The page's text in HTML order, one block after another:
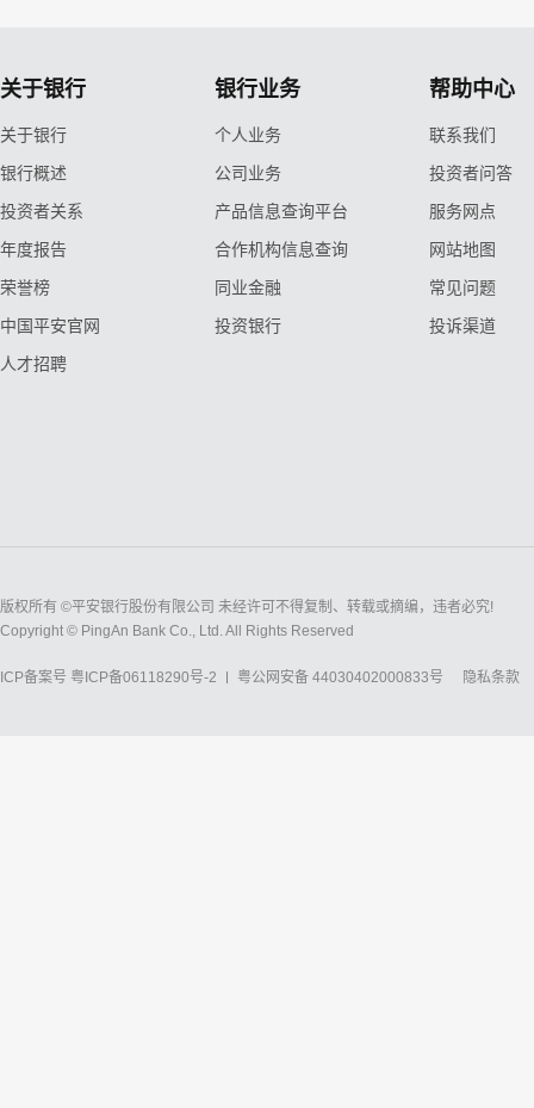
关于银行
关于银行
银行概述
投资者关系
年度报告
荣誉榜
中国平安官网
人才招聘
银行业务
个人业务
公司业务
产品信息查询平台
合作机构信息查询
同业金融
投资银行
帮助中心
联系我们
投资者问答
服务网点
网站地图
常见问题
投诉渠道
版权所有 ©平安银行股份有限公司 未经许可不得复制、转载或摘编，违者必究!
Copyright © PingAn Bank Co., Ltd. All Rights Reserved
ICP备案号 粤ICP备06118290号-2 粤公网安备 44030402000833号 隐私条款